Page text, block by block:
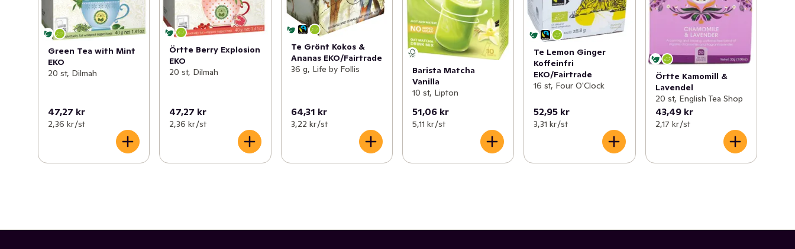
Green Tea with Mint
EKO
20 st, Dilmah
47,27 kr
2,36 kr /st
Örtte Berry Explosion
EKO
20 st, Dilmah
47,27 kr
2,36 kr /st
Te Grönt Kokos &
Ananas EKO/Fairtrade
36 g, Life by Follis
64,31 kr
3,22 kr /st
Barista Matcha
Vanilla
10 st, Lipton
51,06 kr
5,11 kr /st
Te Lemon Ginger
Koffeinfri
EKO/Fairtrade
16 st, Four O'Clock
52,95 kr
3,31 kr /st
Örtte Kamomill &
Lavendel
20 st, English Tea Shop
43,49 kr
2,17 kr /st